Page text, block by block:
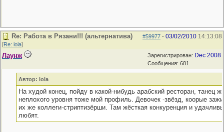
#59977 - 03/02/2010 14:13:08
Re: Работа в Рязани!!! (альтернатива)
[Re: lola]
Зарегистрирован: Dec 2008
Сообщения: 681
Лаунж
Автор: lola
На худой конец, пойду в какой-нибудь арабский ресторан, танец
неплохого уровня тоже мой профиль. Девочек -звёзд, коорые
их же коллеги-стриптизёрши. Там жёсткая конкуренция и
любят.